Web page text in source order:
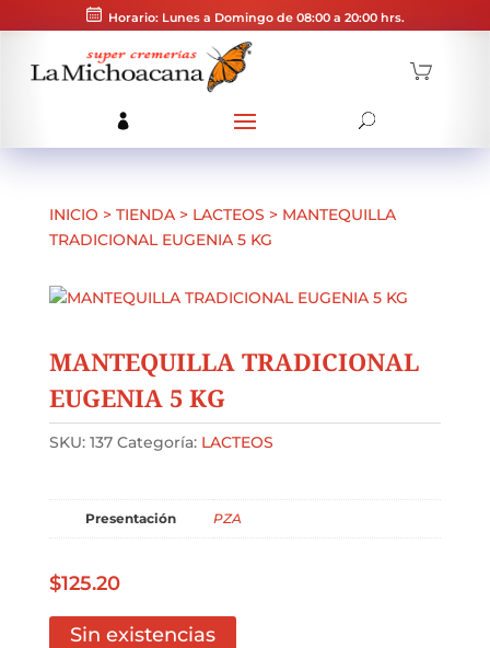
Horario: Lunes a Domingo de 08:00 a 20:00 hrs.
INICIO > TIENDA> LACTEOS > MANTEQUILLA
TRADICIONAL EUGENIA 5 KG
MANTEQUILLA TRADICIONAL
EUGENIA 5 KG
SKU: 137 Categoría: LACTEOS
Presentación PZA
$125.20
Sin existencias